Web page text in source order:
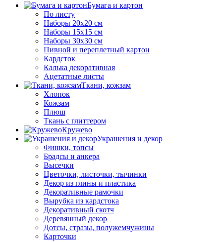
Бумага и картон
По листу
Наборы 20х20 см
Наборы 15х15 см
Наборы 30х30 см
Пивной и переплетный картон
Кардсток
Калька декоративная
Ацетатные листы
Ткани, кожзам
Хлопок
Кожзам
Плюш
Ткань с глиттером
Кружево
Украшения и декор
Фишки, топсы
Брадсы и анкера
Высечки
Цветочки, листочки, тычинки
Декор из глины и пластика
Декоративные рамочки
Вырубка из кардстока
Декоративный скотч
Деревянный декор
Дотсы, стразы, полужемчужины
Карточки